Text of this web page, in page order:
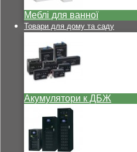
Меблі для ванної
Товари для дому та саду
Акумулятори к ДБЖ